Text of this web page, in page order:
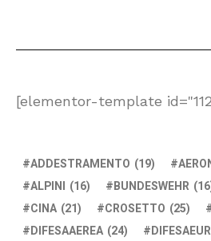
[elementor-template
ADDESTRAMENTO (19)
ALPINI (16) BUNDESWEHR
CINA (21) CROSETTO (25)
DIFESAAEREA (24)